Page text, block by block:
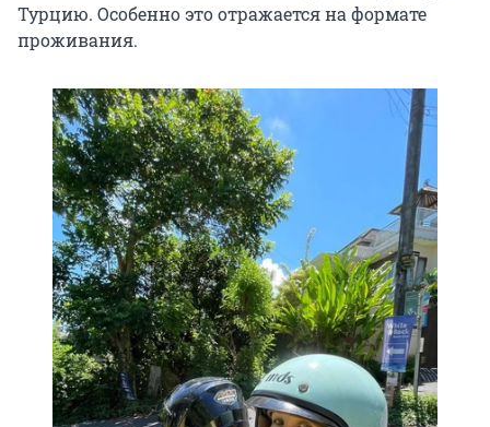
Турцию. Особенно это отражается на формате
проживания.